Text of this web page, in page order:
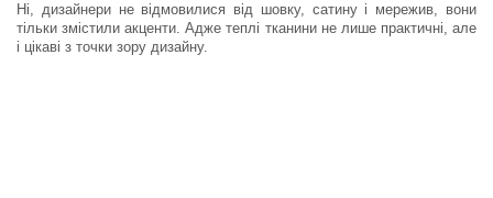
Ні, дизайнери не відмовилися від шовку, сатину і мережив, вони
тільки змістили акценти. Адже теплі тканини не лише практичні, але
і цікаві з точки зору дизайну.